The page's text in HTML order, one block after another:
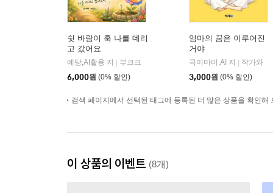
쉿 바람이 훅 나를 데리
고 갔어요
예당,AI활용 저
부크크
6,000원 (0% 할인)
엄마의 꿈은 이루어진
거야
극미마미,AI 저
작가와
3,000원 (0% 할인)
검색 페이지에서 선택된 태그에 등록된 더 많은 상품을 확인해
이 상품의 이벤트 (8개)